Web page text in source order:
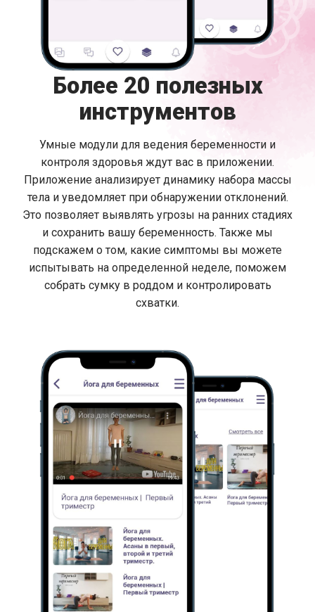
Более 20 полезных
инструментов
Умные модули для ведения беременности и
контроля здоровья ждут вас в приложении.
Приложение анализирует динамику набора массы
тела и уведомляет при обнаружении отклонений.
Это позволяет выявлять угрозы на ранних стадиях
и сохранить вашу беременность. Также мы
подскажем о том, какие симптомы вы можете
испытывать на определенной неделе, поможем
собрать сумку в роддом и контролировать
схватки.